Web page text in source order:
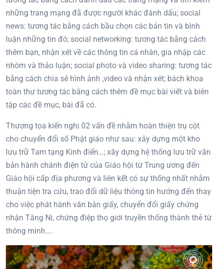
những trang mạng đã được người khác đánh dấu; social
news: tương tác bằng cách bầu chọn các bản tin và bình
luận những tin đó; social networking: tương tác bằng cách
thêm bạn, nhận xét về các thông tin cá nhân, gia nhập các
nhóm và thảo luận; social photo và video sharing: tương tác
bằng cách chia sẻ hình ảnh ,video và nhận xét; bách khoa
toàn thư tương tác bằng cách thêm đề mục bài viết và biên
tập các đề mục, bài đã có.
Thượng tọa kiến nghị 02 vấn đề nhằm hoàn thiện trụ cột
cho chuyển đổi số Phật giáo như sau: xây dựng một kho
lưu trữ Tam tạng Kinh điển…; xây dựng hệ thống lưu trữ văn
bản hành chánh điện tử của Giáo hội từ Trung ương đến
Giáo hội cấp địa phương và liên kết có sự thống nhất nhằm
thuận tiện tra cứu, trao đổi dữ liệu thông tin hướng đến thay
cho việc phát hành văn bản giấy, chuyển đổi giấy chứng
nhận Tăng Ni, chứng điệp thọ giới truyền thống thành thẻ từ
thông minh….